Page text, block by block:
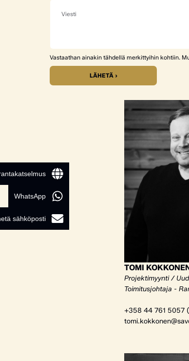
Vastaathan ainakin tähdellä merkittyihin kohtiin.
LÄHETÄ ›
TOMI
Projektimyynti /
Toimitusjohtaja -
+358 44 761 5057
WhatsApp
sähköposti